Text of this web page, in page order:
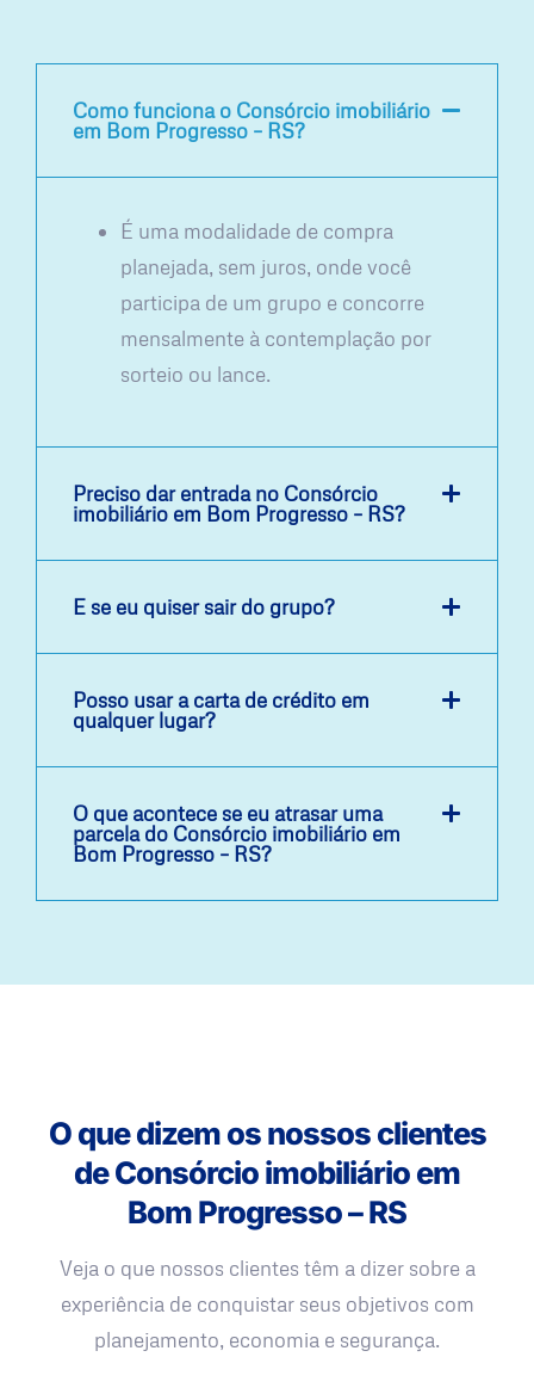
Como funciona o Consórcio imobiliário
em Bom Progresso – RS?
É uma modalidade de compra
planejada, sem juros, onde você
participa de um grupo e concorre
mensalmente à contemplação por
sorteio ou lance.
Preciso dar entrada no Consórcio
imobiliário em Bom Progresso – RS?
E se eu quiser sair do grupo?
Posso usar a carta de crédito em
qualquer lugar?
O que acontece se eu atrasar uma
parcela do Consórcio imobiliário em
Bom Progresso – RS?
O que dizem os nossos clientes
de Consórcio imobiliário em
Bom Progresso – RS
Veja o que nossos clientes têm a dizer sobre a
experiência de conquistar seus objetivos com
planejamento, economia e segurança.